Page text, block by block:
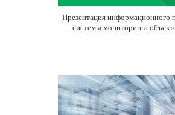
Презентация информационного
системы мониторинга